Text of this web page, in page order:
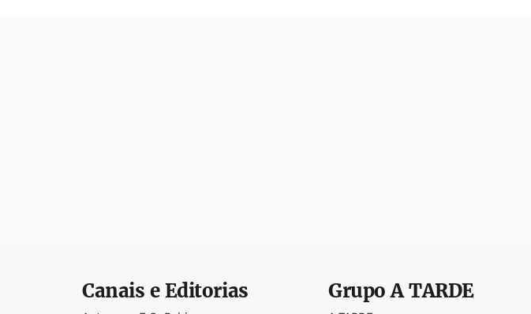
Canais e Editorias GrupoA TARDE